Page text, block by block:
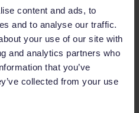
content and ads, to
and to analyse our traffic.
your use of our site with
and analytics partners who
that you’ve
collected from your use
de Channable
et filtrer vos données
vous avez le